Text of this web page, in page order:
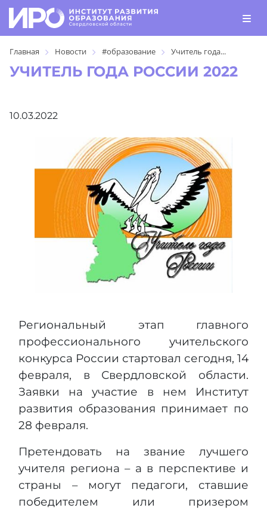
Главная Новости #образование Учитель года...
УЧИТЕЛЬ ГОДА РОССИИ 2022
10.03.2022
Региональный этап главного
профессионального учительского
конкурса России стартовал сегодня, 14
февраля, в Свердловской области.
Заявки на участие в нем Институт
развития образования принимает по
28 февраля.
Претендовать на звание лучшего
учителя региона – а в перспективе и
страны – могут педагоги, ставшие
победителем или призером